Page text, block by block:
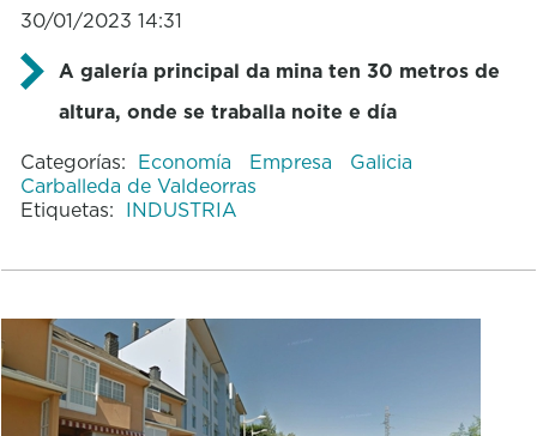
30/01/2023 14:31
A galería principal da mina ten 30 metros de
altura, onde se traballa noite e día
Categorías: Economía Empresa
Galicia
Carballeda de Valdeorras
Etiquetas: INDUSTRIA